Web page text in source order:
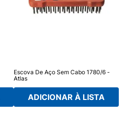
Escova De Aço Sem Cabo 1780/6 -
Atlas
ADICIONAR À LISTA